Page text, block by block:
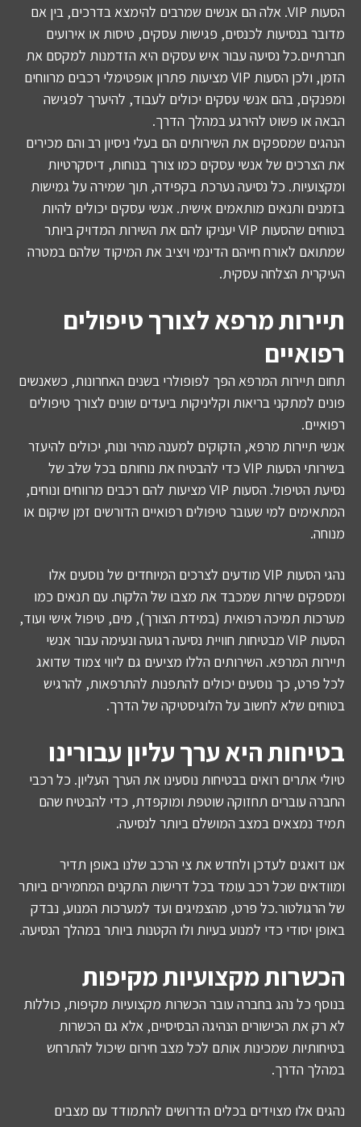
הסעות VIP. אלה הם אנשים שמרבים להימצא בדרכים, בין אם
מדובר בנסיעות לכנסים, פגישות עסקים, טיסות או אירועים
חברתיים.כל נסיעה עבור איש עסקים היא הזדמנות למקסם את
הזמן, ולכן הסעות VIP מציעות פתרון אופטימלי רכבים מרווחים
ומפנקים, בהם אנשי עסקים יכולים לעבוד, להיערך לפגישה
הבאה או פשוט להירגע במהלך הדרך.
הנהגים שמספקים את השירותים הם בעלי ניסיון רב והם מכירים
את הצרכים של אנשי עסקים כמו צורך בנוחות, דיסקרטיות
ומקצועיות. כל נסיעה נערכת בקפידה, תוך שמירה על גמישות
בזמנים ותנאים מותאמים אישית. אנשי עסקים יכולים להיות
בטוחים שהסעות VIP יעניקו להם את השירות המדויק ביותר
שמתואם לאורח חייהם הדינמי ויציב את המיקוד שלהם במטרה
העיקרית הצלחה עסקית.
תיירות מרפא לצורך טיפולים
רפואיים
תחום תיירות המרפא הפך לפופולרי בשנים האחרונות, כשאנשים
פונים למתקני בריאות וקליניקות ביעדים שונים לצורך טיפולים
רפואיים.
אנשי תיירות מרפא, הזקוקים למענה מהיר ונוח, יכולים להיעזר
בשירותי הסעות VIP כדי להבטיח את נוחותם בכל שלב של
נסיעת הטיפול. הסעות VIP מציעות להם רכבים מרווחים ונוחים,
המתאימים למי שעובר טיפולים רפואיים הדורשים זמן שיקום או
מנוחה.
נהגי הסעות VIP מודעים לצרכים המיוחדים של נוסעים אלו
ומספקים שירות שמכבד את מצבו של הלקוח. עם תנאים כמו
מערכות תמיכה רפואית (במידת הצורך), מים, טיפול אישי ועוד,
הסעות VIP מבטיחות חוויית נסיעה רגועה ונעימה עבור אנשי
תיירות המרפא. השירותים הללו מציעים גם ליווי צמוד שדואג
לכל פרט, כך נוסעים יכולים להתפנות להתרפאות, להרגיש
בטוחים שלא לחשוב על הלוגיסטיקה של הדרך.
בטיחות היא ערך עליון עבורינו
טיולי אתרים רואים בבטיחות נוסעינו את הערך העליון. כל רכבי
החברה עוברים תחזוקה שוטפת ומוקפדת, כדי להבטיח שהם
תמיד נמצאים במצב המושלם ביותר לנסיעה.
אנו דואגים לעדכן ולחדש את צי הרכב שלנו באופן תדיר
ומוודאים שכל רכב עומד בכל דרישות התקנים המחמירים ביותר
של הרגולטור.כל פרט, מהצמיגים ועד למערכות המנוע, נבדק
באופן יסודי כדי למנוע בעיות ולו הקטנות ביותר במהלך הנסיעה.
הכשרות מקצועיות מקיפות
בנוסף כל נהג בחברה עובר הכשרות מקצועיות מקיפות, כוללות
לא רק את הכישורים הנהיגה הבסיסיים, אלא גם הכשרות
בטיחותיות שמכינות אותם לכל מצב חירום שיכול להתרחש
במהלך הדרך.
נהגים אלו מצוידים בכלים הדרושים להתמודד עם מצבים